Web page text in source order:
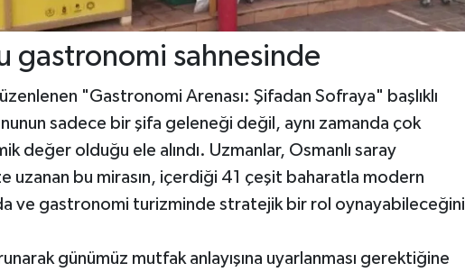
gastronomi sahnesinde
"Gastronomi Arenası: Şifadan Sofraya" başlıklı
sadece bir şifa geleneği değil, aynı zamanda çok
değer olduğu ele alındı. Uzmanlar, Osmanlı saray
uzanan bu mirasın, içerdiği 41 çeşit baharatla modern
ve gastronomi turizminde stratejik bir rol oynayabileceğini
günümüz mutfak anlayışına uyarlanması gerektiğine